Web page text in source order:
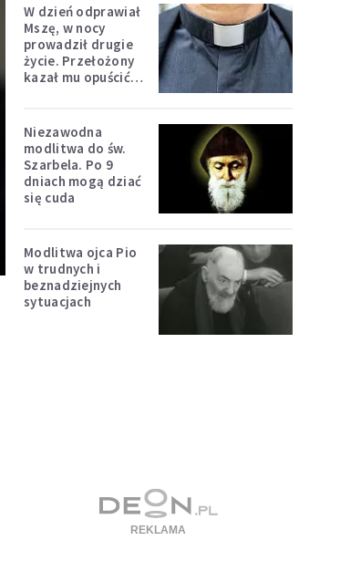
W dzień odprawiał
Mszę, w nocy
prowadził drugie
życie. Przełożony
kazał mu opuścić
Niezawodna
modlitwa do św.
Szarbela. Po 9
dniach mogą dziać
się cuda
Modlitwa ojca Pio
w trudnych i
beznadziejnych
sytuacjach